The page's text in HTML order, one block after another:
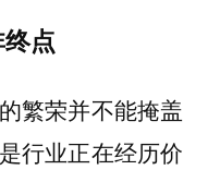
点
繁荣并不能掩盖
行业正在经历价